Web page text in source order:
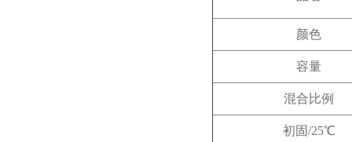
颜色
容量
混合比例
初固/25℃